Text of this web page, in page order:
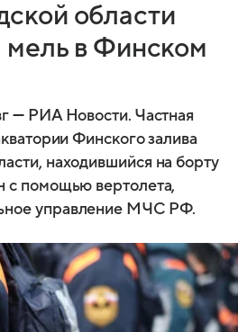
области
мель в Финском
— РИА Новости. Частная
Финского залива
находившийся на борту
с помощью вертолета,
управление МЧС РФ.